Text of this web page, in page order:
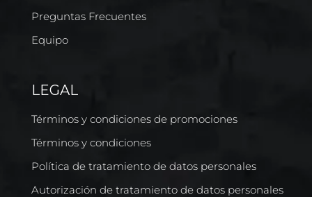
Preguntas Frecuentes
Equipo
LEGAL
Términos y condiciones de promociones
Términos y condiciones
Política de tratamiento de datos personales
Autorización de tratamiento de datos personales